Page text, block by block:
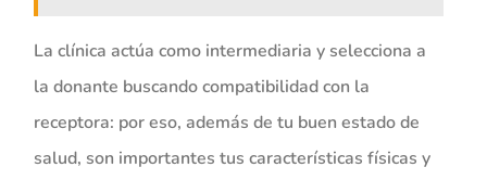
La clínica actúa como intermediaria y selecciona a
la donante buscando compatibilidad con la
receptora: por eso, además de tu buen estado de
salud, son importantes tus características físicas y